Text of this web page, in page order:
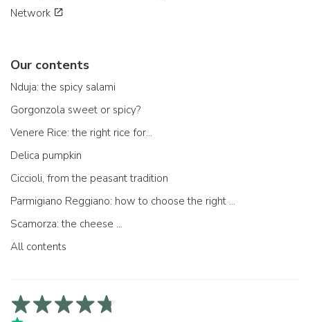
Network
Our contents
Nduja: the spicy salami
Gorgonzola sweet or spicy?
Venere Rice: the right rice for...
Delica pumpkin
Ciccioli, from the peasant tradition
Parmigiano Reggiano: how to choose the right one
Scamorza: the cheese ...
All contents